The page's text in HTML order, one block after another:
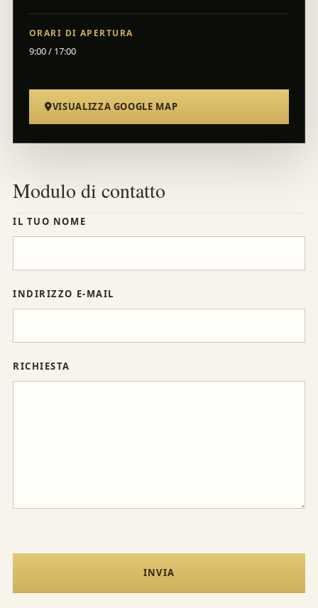
ORARI DI APERTURA
9:00 / 17:00
VISUALIZZA GOOGLE MAP
Modulo di contatto
IL TUO NOME
INDIRIZZO E-MAIL
RICHIESTA
INVIA